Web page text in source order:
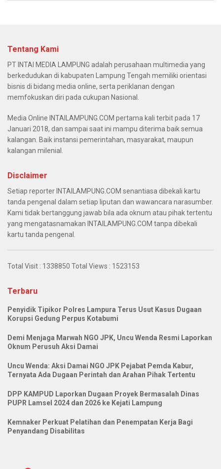
Tentang Kami
PT INTAI MEDIA LAMPUNG adalah perusahaan multimedia yang
berkedudukan di kabupaten Lampung Tengah memiliki orientasi
bisnis di bidang media online, serta periklanan dengan
memfokuskan diri pada cukupan Nasional.
Media Online INTAILAMPUNG.COM pertama kali terbit pada 17
Januari 2018, dan sampai saat ini mampu diterima baik semua
kalangan. Baik instansi pemerintahan, masyarakat, maupun
kalangan milenial.
Disclaimer
Setiap reporter INTAILAMPUNG.COM senantiasa dibekali kartu
tanda pengenal dalam setiap liputan dan wawancara narasumber.
Kami tidak bertanggung jawab bila ada oknum atau pihak tertentu
yang mengatasnamakan INTAILAMPUNG.COM tanpa dibekali
kartu tanda pengenal.
Total Visit : 1338850 Total Views : 1523153
Terbaru
Penyidik Tipikor Polres Lampura Terus Usut Kasus Dugaan
Korupsi Gedung Perpus Kotabumi
Demi Menjaga Marwah NGO JPK, Uncu Wenda Resmi Laporkan
Oknum Perusuh Aksi Damai
Uncu Wenda: Aksi Damai NGO JPK Pejabat Pemda Kabur,
Ternyata Ada Dugaan Perintah dan Arahan Pihak Tertentu
DPP KAMPUD Laporkan Dugaan Proyek Bermasalah Dinas
PUPR Lamsel 2024 dan 2026 ke Kejati Lampung
Kemnaker Perkuat Pelatihan dan Penempatan Kerja Bagi
Penyandang Disabilitas